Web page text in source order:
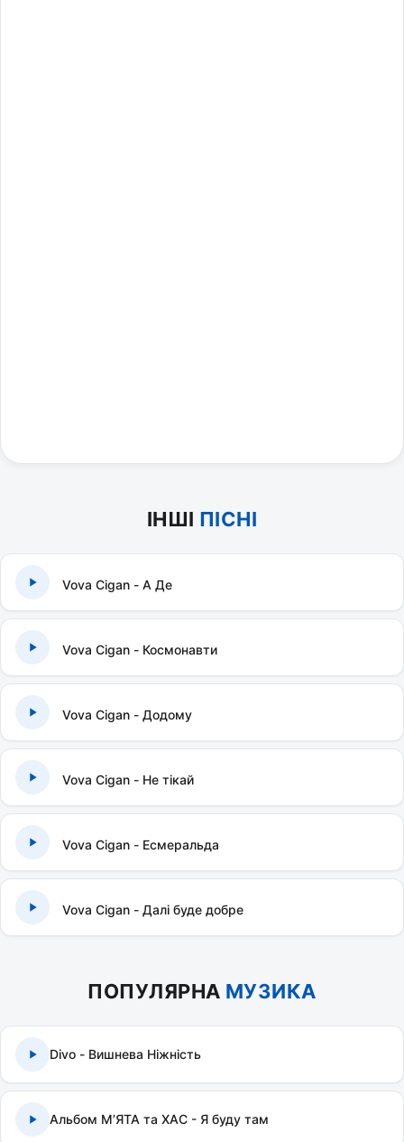
ІНШІ ПІСНІ
Vova Cigan - А Де
Vova Cigan - Космонавти
Vova Cigan - Додому
Vova Cigan - Не тікай
Vova Cigan - Есмеральда
Vova Cigan - Далі буде добре
ПОПУЛЯРНА МУЗИКА
Divo - Вишнева Ніжність
Альбом МʼЯТА та ХАС - Я буду там